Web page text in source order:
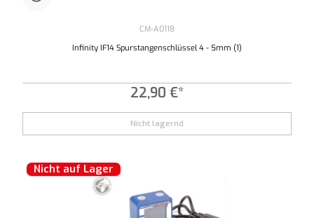
CM-A0118
Infinity IF14 Spurstangenschlüssel 4 - 5mm (1)
22,90 €*
Nicht lagernd
Nicht auf Lager